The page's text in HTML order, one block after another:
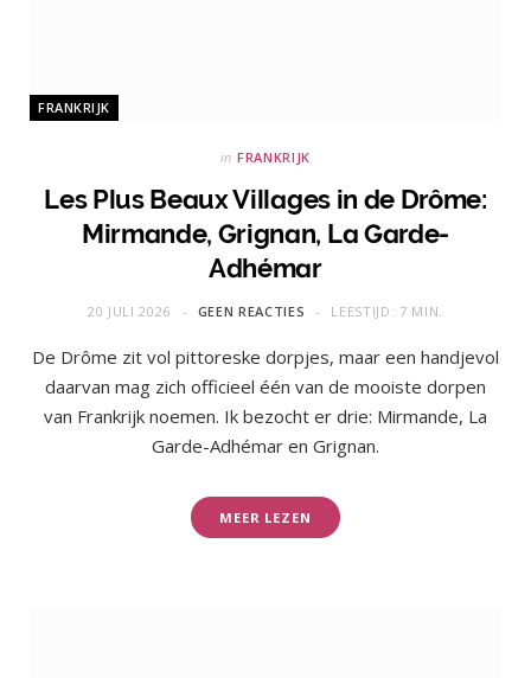
FRANKRIJK
in FRANKRIJK
Les Plus Beaux Villages in de Drôme:
Mirmande, Grignan, La Garde-
Adhémar
20 JULI 2026 GEEN REACTIES LEESTIJD: 7 MIN.
De Drôme zit vol pittoreske dorpjes, maar een handjevol
daarvan mag zich officieel één van de mooiste dorpen
van Frankrijk noemen. Ik bezocht er drie: Mirmande, La
Garde-Adhémar en Grignan.
MEER LEZEN